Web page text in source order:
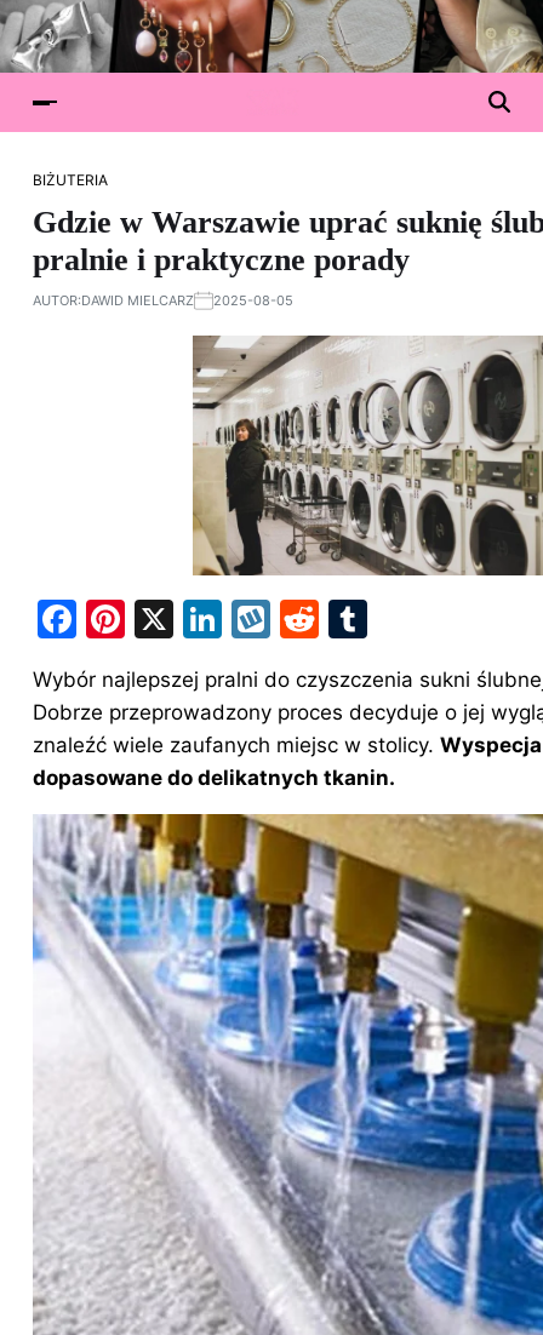
BIŻUTERIA
Gdzie w Warszawie uprać suknię
pralnie i praktyczne porady
AUTOR:DAWID MIELCARZ 2025-08-05
F
a
c
e
b
o
o
k
Pi
er
e
st
X
Li
k
e
dI
n
W
k
o
p
R
d
di
t
m
bl
r
Wybór najlepszej pralni do czyszczenia sukni
Dobrze przeprowadzony proces decyduje o jej
znaleźć wiele zaufanych miejsc w stolicy.
dopasowane do delikatnych tkanin.